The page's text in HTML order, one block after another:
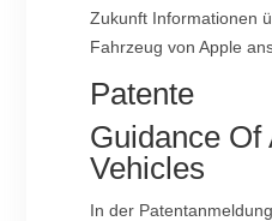
Zukunft Informationen
Fahrzeug von Apple
Patente
Guidance Of
Vehicles
In der